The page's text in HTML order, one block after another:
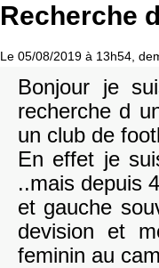
Recherche
Le 05/08/2019 à 13h54,
Bonjour je
recherche d
un club de
En effet je
..mais depuis
et gauche
devision et
feminin au